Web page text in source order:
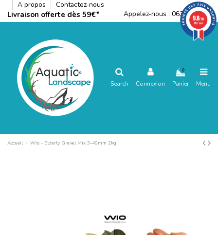
A propos Contactez-nous
Livraison offerte dès 59€* Appelez-nous : 0636792288
Search Connexion
0
Panier Menu
Accueil Wio - Elderly Gravel Mix 3-40mm 2kg
9.8/10
1121 avis